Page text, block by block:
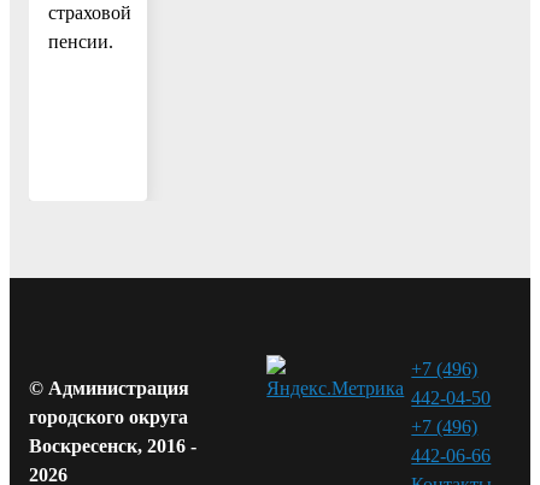
страховой
пенсии.
© Администрация
городского округа
Воскресенск, 2016 -
2026
+7 (496)
442-04-50
+7 (496)
442-06-66